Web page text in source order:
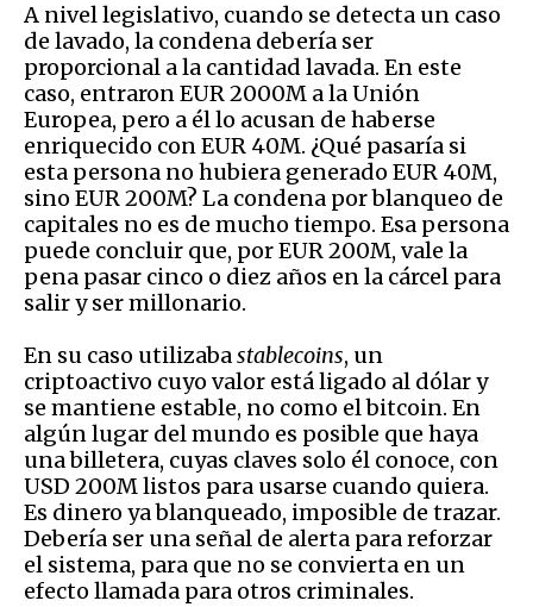
A nivel legislativo, cuando se detecta un caso
de lavado, la condena debería ser
proporcional a la cantidad lavada. En este
caso, entraron EUR 2000M a la Unión
Europea, pero a él lo acusan de haberse
enriquecido con EUR 40M. ¿Qué pasaría si
esta persona no hubiera generado EUR 40M,
sino EUR 200M? La condena por blanqueo de
capitales no es de mucho tiempo. Esa persona
puede concluir que, por EUR 200M, vale la
pena pasar cinco o diez años en la cárcel para
salir y ser millonario.
En su caso utilizabastablecoins, un
criptoactivo cuyo valor está ligado al dólar y
se mantiene estable, no como el bitcoin. En
algún lugar del mundo es posible que haya
una billetera, cuyas claves solo él conoce, con
USD 200M listos para usarse cuando quiera.
Es dinero ya blanqueado, imposible de trazar.
Debería ser una señal de alerta para reforzar
el sistema, para que no se convierta en un
efecto llamada para otros criminales.